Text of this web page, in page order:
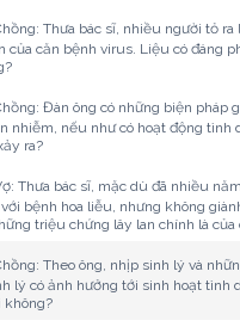
Thưa bác sĩ, nhiều người tỏ ra
của căn bệnh virus. Liệu có đáng
Đàn ông có những biện pháp
nhiễm, nếu như có hoạt động tình
ra?
Thưa bác sĩ, mặc dù đã nhiều
bệnh hoa liễu, nhưng không
triệu chứng lây lan chính là của
Theo ông, nhịp sinh lý và
lý có ảnh hưởng tới sinh hoạt tình
không?